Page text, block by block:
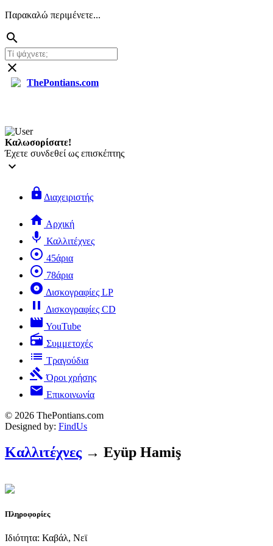
Παρακαλώ περιμένετε...
search
close
ThePontians.com
Καλωσορίσατε!
Έχετε συνδεθεί ως επισκέπτης
keyboard_arrow_down
lock Διαχειριστής
home Αρχική
mic Καλλιτέχνες
adjust 45άρια
adjust 78άρια
album Δισκογραφίες LP
pause Δισκογραφίες CD
movie YouTube
radio Συμμετοχές
list Τραγούδια
gavel Όροι χρήσης
mail Επικοινωνία
© 2026 ThePontians.com
Designed by: FindUs
Καλλιτέχνες → Eyüp Hamiş
Πληροφορίες
Ιδιότητα: Καβάλ, Νεϊ